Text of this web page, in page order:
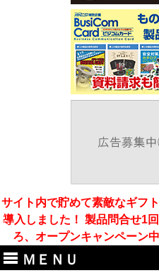
サイト内で貯めて素敵なギフ
導入しました！ 製品問合せ1
ろ、オープンキャンペーン
ＭＥＮＵ